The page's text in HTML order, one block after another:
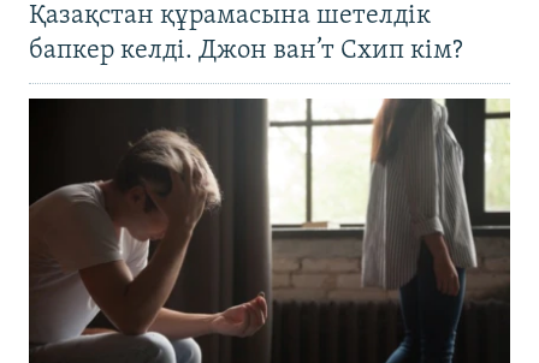
Қазақстан құрамасына шетелдік
бапкер келді. Джон ван’т Схип кім?